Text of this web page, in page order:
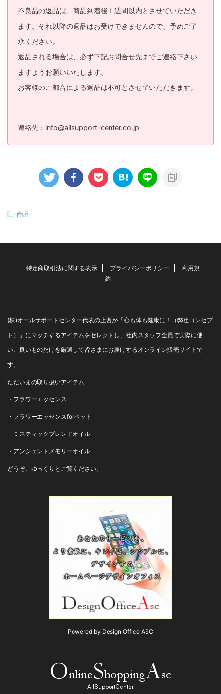
不良品の返品は、商品到着後１週間以内とさせていただき
ます。それ以降の返品はお受けできませんので、予めご了
承ください。
返品される場合は、必ず下記お問合せ先までご連絡下さい
ますようお願いいたします。
お客様のご都合による返品は不可とさせていただきます。
連絡先：info@allsupport-center.co.jp
-商品
特定商取引法に関する表示 プライバシーポリシー
利用規
約
(株)オールサポートセンター代表の上西が「心も体も健康に！（弊社コンセプ
ト）」にマッチするアイテムをセレクトし、社内スタッフ全員で実際に使
い、良いものだけを厳選して皆さまにお届けするオンライン販売サイトで
す。
ただいまの取り扱いアイテム
・ フラワーエッセンス
・ フラワーエッセンスforペット
・ ミスティックブレンドオイル
・ アンシェントメモリーオイル
どうぞ、ゆっくりとご覧ください。
Powered by Design Office ASC